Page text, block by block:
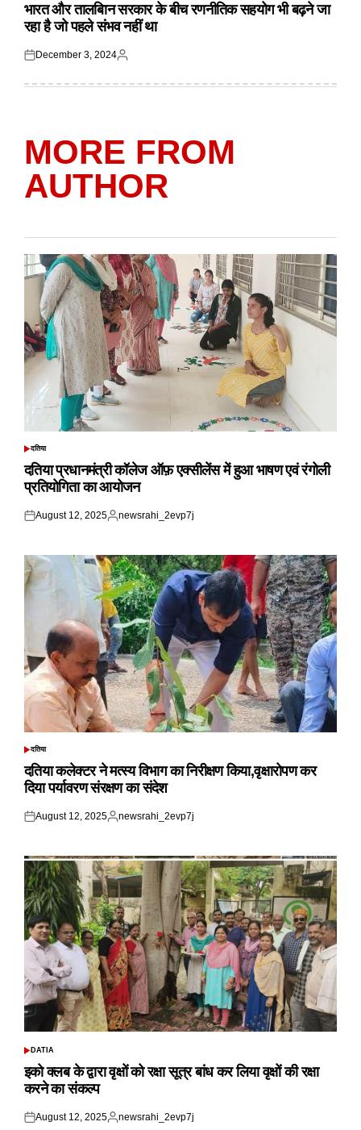
भारत और तालबिान सरकार के बीच रणनीतिक सहयोग भी बढ़ने जा
रहा है जो पहले संभव नहीं था
Posted
December 3, 2024
Posted
MORE FROM
AUTHOR
POSTED
दतिया
दतिया प्रधानमंत्री कॉलेज ऑफ़ एक्सीलेंस में हुआ भाषण एवं रंगोली
प्रतियोगिता का आयोजन
Posted
August 12, 2025
Posted
newsrahi_2evp7j
POSTED
दतिया
दतिया कलेक्टर ने मत्स्य विभाग का निरीक्षण किया,वृक्षारोपण कर
दिया पर्यावरण संरक्षण का संदेश
Posted
August 12, 2025
Posted
newsrahi_2evp7j
POSTED
DATIA
इको क्लब के द्वारा वृक्षों को रक्षा सूत्र बांध कर लिया वृक्षों की रक्षा
करने का संकल्प
Posted
August 12, 2025
Posted
newsrahi_2evp7j